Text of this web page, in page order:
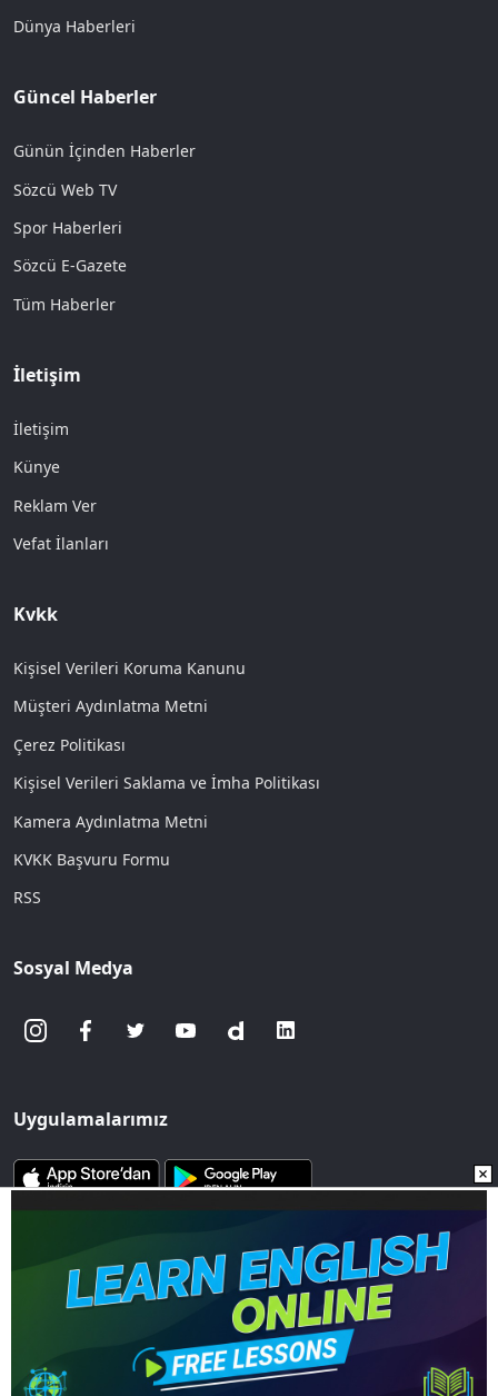
Dünya Haberleri
Güncel Haberler
Günün İçinden Haberler
Sözcü Web TV
Spor Haberleri
Sözcü E-Gazete
Tüm Haberler
İletişim
İletişim
Künye
Reklam Ver
Vefat İlanları
Kvkk
Kişisel Verileri Koruma Kanunu
Müşteri Aydınlatma Metni
Çerez Politikası
Kişisel Verileri Saklama ve İmha Politikası
Kamera Aydınlatma Metni
KVKK Başvuru Formu
RSS
Sosyal Medya
Uygulamalarımız
www.sozcu.com.tr internet sitesinde yayınlanan yazı, haber ve
fotoğrafların her türlü telif hakkı Mega Ajans ve Rek. Tic. A.Ş'ye
aittir. İzin alınmadan, kaynak gösterilerek dahi
Copyright © 2023 - Tüm hakları saklıdır. Mega Ajans ve Rek.
Tic. A.Ş.